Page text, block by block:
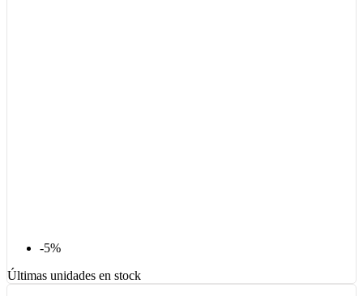
-5%
Últimas unidades en stock